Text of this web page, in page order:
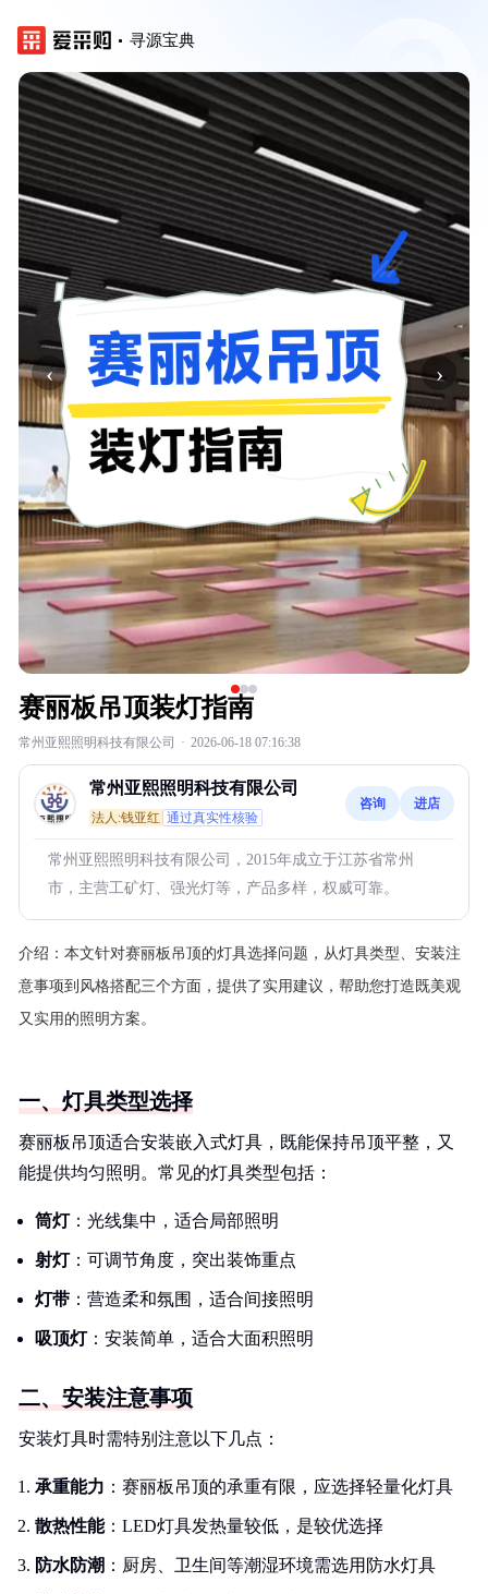
寻源宝典
‹ ›
赛丽板吊顶装灯指南
常州亚熙照明科技有限公司 · 2026-06-18 07:16:38
常州亚熙照明科技有限公司
法人:钱亚红 通过真实性核验
咨询 进店
常州亚熙照明科技有限公司，2015年成立于江苏省常州
市，主营工矿灯、强光灯等，产品多样，权威可靠。
介绍： 本文针对赛丽板吊顶的灯具选择问题，从灯具类型、安装注
意事项到风格搭配三个方面，提供了实用建议，帮助您打造既美观
又实用的照明方案。
一、灯具类型选择
赛丽板吊顶适合安装嵌入式灯具，既能保持吊顶平整，又
能提供均匀照明。常见的灯具类型包括：
筒灯：光线集中，适合局部照明
射灯：可调节角度，突出装饰重点
灯带 ：营造柔和氛围，适合间接照明
吸顶灯：安装简单，适合大面积照明
二、安装注意事项
安装灯具时需特别注意以下几点：
承重能力 ：赛丽板吊顶的承重有限，应选择轻量化灯具
散热性能：LED灯具发热量较低，是较优选择
防水防潮 ：厨房、卫生间等潮湿环境需选用防水灯具